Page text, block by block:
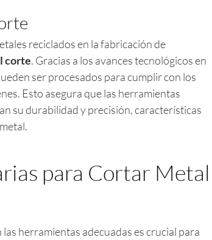
reciclados en la fabricación de
corte. Gracias a los avances tecnológicos en
ser procesados para cumplir con los
Esto asegura que las herramientas
su durabilidad y precisión, características
para Cortar Metal
herramientas adecuadas es crucial para